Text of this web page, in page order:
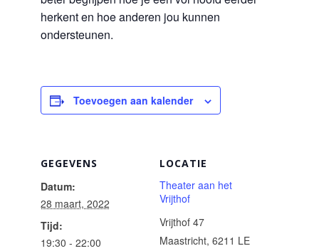
herkent en hoe anderen jou kunnen
ondersteunen.
Toevoegen aan kalender
GEGEVENS
Datum:
28 maart, 2022
Tijd:
19:30 - 22:00
LOCATIE
Theater aan het
Vrijthof
Vrijthof 47
Maastricht, 6211 LE